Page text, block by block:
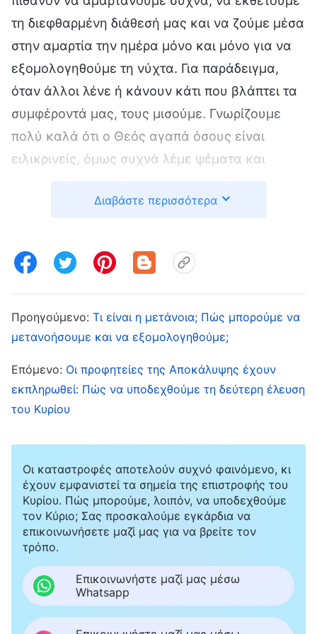
τη διεφθαρμένη διάθεσή μας και να ζούμε μέσα
στην αμαρτία την ημέρα μόνο και μόνο για να
εξομολογηθούμε τη νύχτα. Για παράδειγμα,
όταν άλλοι λένε ή κάνουν κάτι που βλάπτει τα
συμφέροντά μας, τους μισούμε. Γνωρίζουμε
πολύ καλά ότι ο Θεός αγαπά όσους είναι
ειλικρινείς, όμως συχνά λέμε ψέματα και
Όταν ο Θεός μάς ευλογεί, Τον ευχαριστούμε
καταστροφές, αρχίζουμε να παραπονούμαστε
για Αυτόν, και ίσως ακόμη και να
διαμαρτυρόμαστε εναντίον Του, εκτοξεύοντας
ανοιχτά προσβολές σε βάρος Του. Μπορούμε
λοιπόν να δούμε ότι αν και οι αμαρτίες μας
έχουν συγχωρεθεί, η διεφθαρμένη διάθεση
μέσα μας δεν έχει καθαρθεί, γιατί αυτό που
έπραξε ο Κύριος Ιησούς ήταν το έργο της
κάθαρσης και σωτηρίας του ανθρώπου. Ο
Σατανάς μάς διαφθείρει εδώ και χιλιάδες
χρόνια και η σατανική μας διάθεση είναι
σταθερά ριζωμένη μέσα στη φύση μας. Η
αλαζονεία, η έπαρση, ο εγωισμός, η
ποταπότητα, η αναξιοπιστία, η πανουργία, τα
Διαβάστε περισσότερα
Προηγούμενο: Τι είναι η μετάνοια; Πώς μπορούμε να
μετανοήσουμε και να εξομολογηθούμε;
Επόμενο: Oι προφητείες της Αποκάλυψης έχουν
εκπληρωθεί: Πώς να υποδεχθούμε τη δεύτερη έλευση
του Κυρίου
Οι καταστροφές αποτελούν συχνό φαινόμενο, κι
έχουν εμφανιστεί τα σημεία της επιστροφής του
Κυρίου. Πώς μπορούμε, λοιπόν, να υποδεχθούμε
τον Κύριο; Σας προσκαλούμε εγκάρδια να
επικοινωνήσετε μαζί μας για να βρείτε τον
τρόπο.
Επικοινωνήστε μαζί μας μέσω
Whatsapp